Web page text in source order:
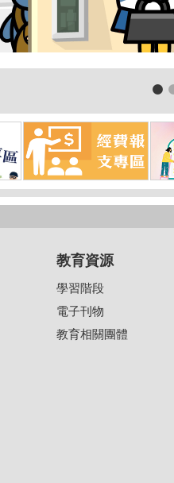
1 2
教育資源
學習階段
電子刊物
教育相關團體